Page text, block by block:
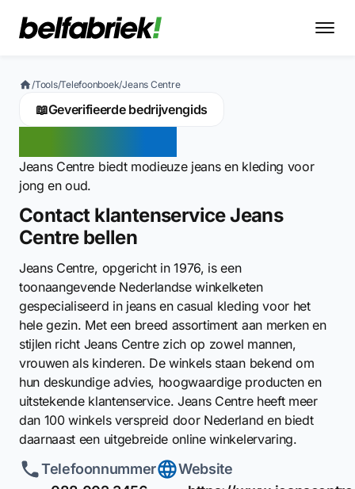
/Tools/Telefoonboek/Jeans Centre
📖Geverifieerde bedrijvengids
Jeans Centre biedt modieuze jeans en kleding voor
jong en oud.
Contact klantenservice Jeans
Centre bellen
Jeans Centre, opgericht in 1976, is een
toonaangevende Nederlandse winkelketen
gespecialiseerd in jeans en casual kleding voor het
hele gezin. Met een breed assortiment aan merken en
stijlen richt Jeans Centre zich op zowel mannen,
vrouwen als kinderen. De winkels staan bekend om
hun deskundige advies, hoogwaardige producten en
uitstekende klantenservice. Jeans Centre heeft meer
dan 100 winkels verspreid door Nederland en biedt
daarnaast een uitgebreide online winkelervaring.
Telefoonnummer
Website